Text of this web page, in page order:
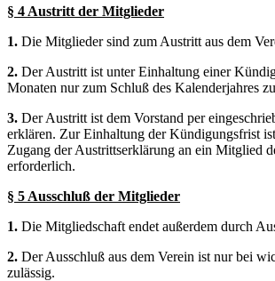
§ 4 Austritt der Mitglieder
1. Die Mitglieder sind zum Austritt aus dem
2. Der Austritt ist unter Einhaltung einer
Monaten nur zum Schluß des Kalenderjahres
3. Der Austritt ist dem Vorstand per
erklären. Zur Einhaltung der Kündigungsfrist
Zugang der Austrittserklärung an ein Mitglied
erforderlich.
§ 5 Ausschluß der Mitglieder
1. Die Mitgliedschaft endet außerdem durch
2. Der Ausschluß aus dem Verein ist nur bei
zulässig.